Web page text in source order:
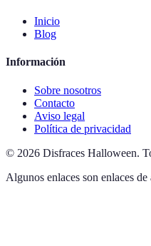
Inicio
Blog
Información
Sobre nosotros
Contacto
Aviso legal
Política de privacidad
© 2026 Disfraces Halloween.
Algunos enlaces son enlaces